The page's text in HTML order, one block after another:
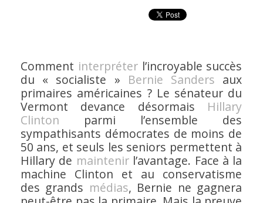
Comment interpréterl’incroyable succès
du « socialiste » Bernie Sanders aux
primaires américaines ? Le sénateur du
Vermont devance désormais Hillary
Clinton parmi l’ensemble des
sympathisants démocrates de moins de
50 ans, et seuls les seniors permettent à
Hillary de maintenirl’avantage. Face à la
machine Clinton et au conservatisme
des grands médias, Bernie ne gagnera